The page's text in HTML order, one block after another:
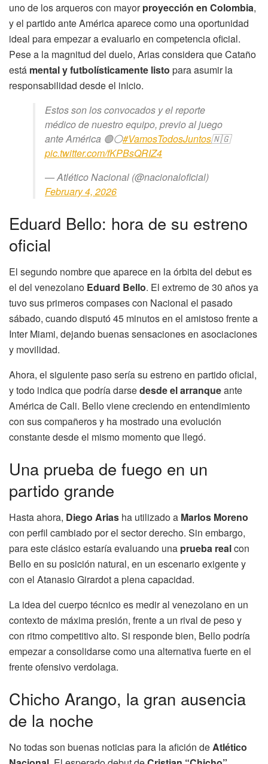
uno de los arqueros con mayorproyección en Colombia,
y el partido ante América aparece como una oportunidad
ideal para empezar a evaluarlo en competencia oficial.
Pese a la magnitud del duelo, Arias considera que Cataño
está mental y futbolísticamente listo para asumir la
responsabilidad desde el inicio.
Estos son los convocados y el reporte
médico de nuestro equipo, previo al juego
ante América 🟢⚪️#VamosTodosJuntos🇳🇬
pic.twitter.com/fKPBsQRIZ4
— Atlético Nacional (@nacionaloficial)
February 4, 2026
Eduard Bello: hora de su estreno
oficial
El segundo nombre que aparece en la órbita del debut es
el del venezolano Eduard Bello. El extremo de 30 años ya
tuvo sus primeros compases con Nacional el pasado
sábado, cuando disputó 45 minutos en el amistoso frente a
Inter Miami, dejando buenas sensaciones en asociaciones
y movilidad.
Ahora, el siguiente paso sería su estreno en partido oficial,
y todo indica que podría darsedesde el arranqueante
América de Cali. Bello viene creciendo en entendimiento
con sus compañeros y ha mostrado una evolución
constante desde el mismo momento que llegó.
Una prueba de fuego en un
partido grande
Hasta ahora, Diego Arias ha utilizado a Marlos Moreno
con perfil cambiado por el sector derecho. Sin embargo,
para este clásico estaría evaluando una prueba realcon
Bello en su posición natural, en un escenario exigente y
con el Atanasio Girardot a plena capacidad.
La idea del cuerpo técnico es medir al venezolano en un
contexto de máxima presión, frente a un rival de peso y
con ritmo competitivo alto. Si responde bien, Bello podría
empezar a consolidarse como una alternativa fuerte en el
frente ofensivo verdolaga.
Chicho Arango, la gran ausencia
de la noche
No todas son buenas noticias para la afición deAtlético